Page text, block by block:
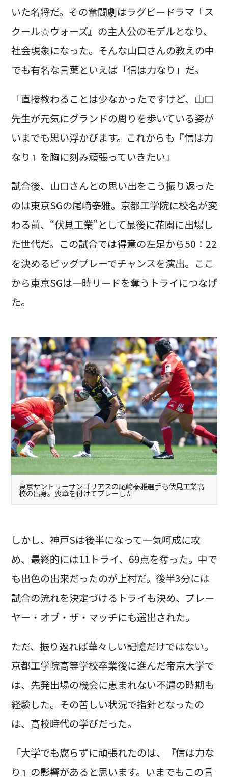
いた名将だ。その奮闘劇はラグビードラマ『ス
クール☆ウォーズ』の主人公のモデルとなり、
社会現象になった。そんな山口さんの教えの中
でも有名な言葉といえば「信は力なり」だ。
「直接教わることは少なかったですけど、山口
先生が元気にグランドの周りを歩いている姿が
いまでも思い浮かびます。これからも『信は力
なり』を胸に刻み頑張っていきたい」
試合後、山口さんとの思い出をこう振り返った
のは東京SGの尾﨑泰雅。京都工学院に校名が変
わる前、“伏見工業”として最後に花園に出場し
た世代だ。この試合では得意の左足から50：22
を決めるビッグプレーでチャンスを演出。ここ
から東京SGは一時リードを奪うトライにつなげ
た。
東京サントリーサンゴリアスの尾﨑泰雅選手も伏見工業高
校の出身。喪章を付けてプレーした
しかし、神戸Sは後半になって一気呵成に攻
め、最終的には11トライ、69点を奪った。中で
も出色の出来だったのが上村だ。後半3分には
試合の流れを決定づけるトライも決め、プレー
ヤー・オブ・ザ・マッチにも選出された。
ただ、振り返れば華々しい記憶だけではない。
京都工学院高等学校卒業後に進んだ帝京大学で
は、先発出場の機会に恵まれない不遇の時期も
経験した。その苦しい状況で指針となったの
は、高校時代の学びだった。
「大学でも腐らずに頑張れたのは、『信は力な
り』の影響があると思います。いまでもこの言